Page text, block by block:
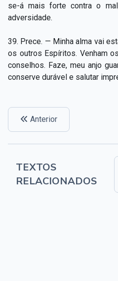
se-á mais forte contra o
adversidade.
39. Prece. — Minha alma vai
os outros Espíritos. Venham
conselhos. Faze, meu anjo
conserve durável e salutar
Anterior
TEXTOS
RELACIONADOS